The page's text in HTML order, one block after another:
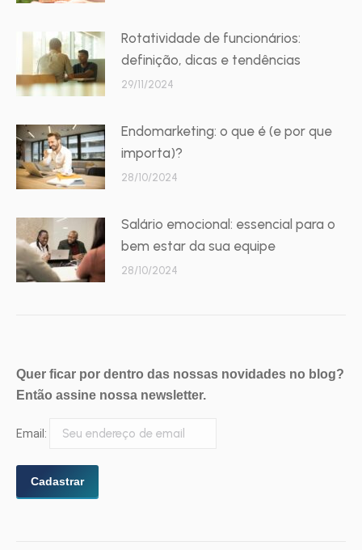
Rotatividade de funcionários:
definição, dicas e tendências
29/11/2024
Endomarketing: o que é (e por que
importa)?
28/10/2024
Salário emocional: essencial para o
bem estar da sua equipe
28/10/2024
Quer ficar por dentro das nossas novidades no blog?
Então assine nossa newsletter.
Email: